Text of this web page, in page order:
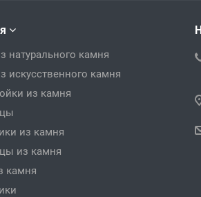
натурального камня
искусственного камня
из камня
из камня
из камня
камня